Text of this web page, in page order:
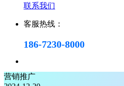
联系我们
客服热线：
186-7230-8000
营销推广